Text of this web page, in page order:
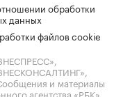
обработки
данных
файлов cookie
и материалы
агентства «РБК»